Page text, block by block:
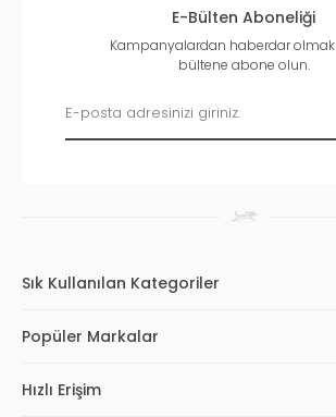
E-Bülten Aboneliği
Kampanyalardan haberdar
bültene abone olun.
Sık Kullanılan Kategoriler
Popüler Markalar
Hızlı Erişim